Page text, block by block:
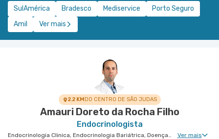
SulAmérica Bradesco Mediservice
Porto Seguro
Amil
Ver mais
2.2 KMDO CENTRO DE SÃO JUDAS
Amauri Doreto da Rocha Filho
Endocrinologista
Endocrinologia Clinica, Endocrinologia Bariátrica, Doenças Osteometabólicas, Doenças da Hipófise Ver mais